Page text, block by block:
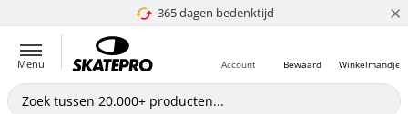
365 dagen bedenktijd
4.8 van 5 ×
Menu Winkelmandje
Bewaard
Account